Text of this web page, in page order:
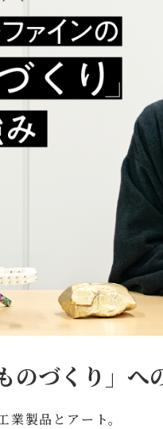
のづくり」へ
製品とアート。